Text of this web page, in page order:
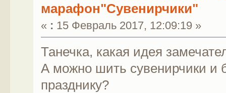
марафон"Сувенирчики"
« : 15 Февраль 2017, 12:09:19 »
Танечка, какая идея
А можно шить сувенирчики и
празднику?